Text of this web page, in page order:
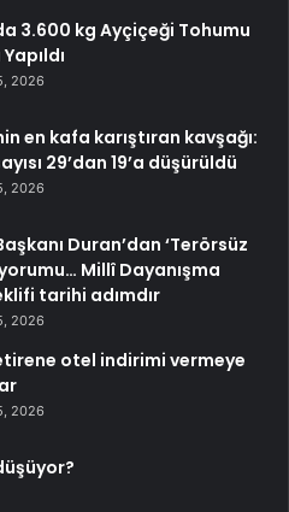
3.600 kg Ayçiçeği Tohumu
2026
en kafa karıştıran kavşağı:
29’dan 19’a düşürüldü
2026
Duran’dan ‘Terörsüz
Millî Dayanışma
tarihi adımdır
2026
otel indirimi vermeye
2026